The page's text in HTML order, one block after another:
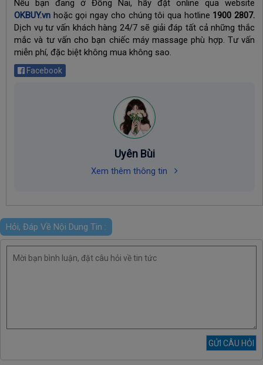
Nếu bạn đang ở Đồng Nai, hãy đặt online qua website
OKBUY.vn hoặc gọi ngay cho chúng tôi qua hotline 1900 2807.
Dịch vụ tư vấn khách hàng 24/7 sẽ giải đáp tất cả những thắc
mắc và tư vấn cho bạn chiếc máy massage phù hợp. Tư vấn
miễn phí, đặc biệt không mua không sao.
Facebook
Uyên Bùi
Xem thêm thông tin
Hỏi, Đáp Về Nội Dung Tin :